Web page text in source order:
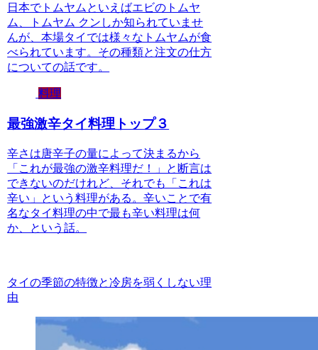
日本でトムヤムといえばエビのトムヤ
ム、トムヤム クンしか知られていませ
んが、本場タイでは様々なトムヤムが食
べられています。その種類と注文の仕方
についての話です。
料理
最強激辛タイ料理トップ３
辛さは唐辛子の量によって決まるから
「これが最強の激辛料理だ！」と断言は
できないのだけれど、それでも「これは
辛い」という料理がある。辛いことで有
名なタイ料理の中で最も辛い料理は何
か、という話。
タイの季節の特徴と冷房を弱くしない理
由